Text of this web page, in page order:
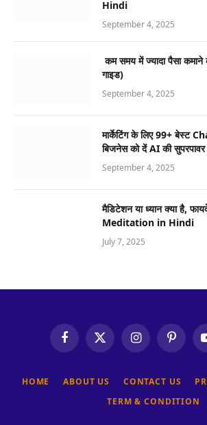
Hindi
September 4, 2025
कम समय में ज्यादा पैसा कमाने
गाइड)
September 4, 2025
मार्केटिंग के लिए 99+ बेस्ट
बिजनेस को दें AI की सुपरपावर
September 4, 2025
मैडिटेशन या ध्यान क्या है,
Meditation in Hindi
July 7, 2025
FacebookX
(Twitter)
InstagramPinterest
HOME ABOUT US CONTACT US
TERM & CONDITION